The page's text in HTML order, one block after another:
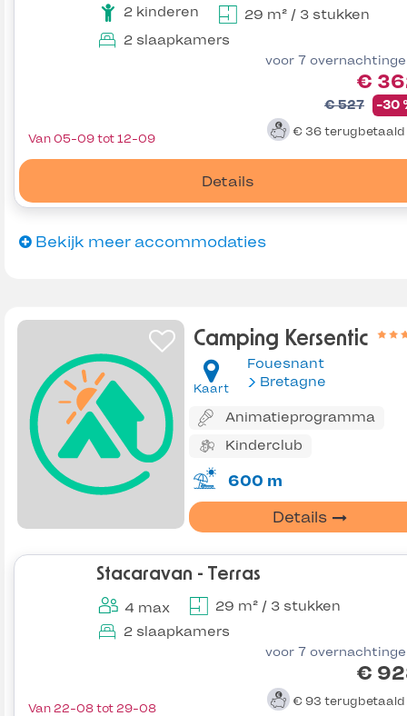
2 kinderen
29 m² / 3 stukken
2 slaapkamers
voor 7
€
€ 527 -30
€ 36 terugbetaald
Details
Van 05-09 tot 12-09
Bekijk meer accommodaties
Camping Kersentic
Kaart
Fouesnant
Bretagne
Animatieprogramma
Kinderclub
600 m
Details
Stacaravan - Terras
4 max
29 m² / 3 stukken
2 slaapkamers
voor 7
€
€ 93 terugbetaald
Van 22-08 tot 29-08